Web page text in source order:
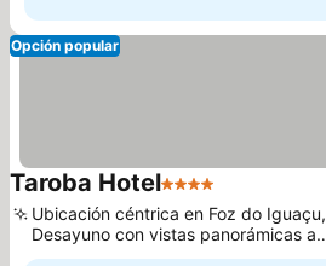
Opción popular
Taroba Hotel4 Estrellas
Ubicación céntrica en Foz do Iguaçu,
Desayuno con vistas panorámicas a
la ciudad